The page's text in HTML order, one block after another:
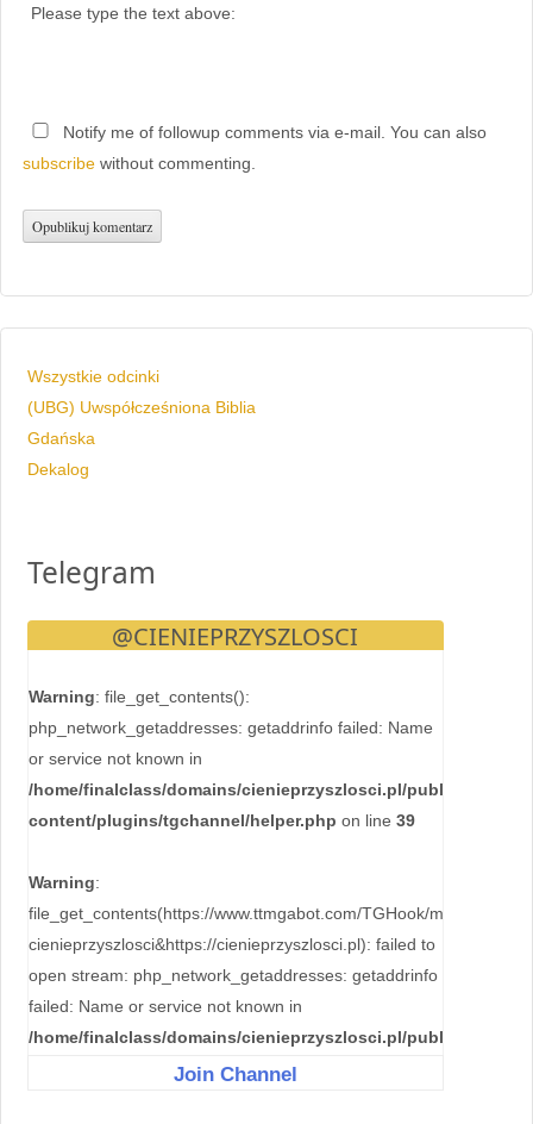
Please type the text above:
Notify me of followup comments via e-mail. You can also
subscribewithout commenting.
Wszystkie odcinki
(UBG) Uwspółcześniona Biblia
Gdańska
Dekalog
Telegram
@CIENIEPRZYSZLOSCI
Warning: file_get_contents():
php_network_getaddresses: getaddrinfo failed: Name
or service not known in
/home/finalclass/domains/cienieprzyszlosci.pl/public_html/
content/plugins/tgchannel/helper.php on line 39
Warning:
file_get_contents(https://www.ttmgabot.com/TGHook/
cienieprzyszlosci&https://cienieprzyszlosci.pl): failed to
open stream: php_network_getaddresses: getaddrinfo
failed: Name or service not known in
/home/finalclass/domains/cienieprzyszlosci.pl/public_html/
content/plugins/tgchannel/helper.php
Join Channel